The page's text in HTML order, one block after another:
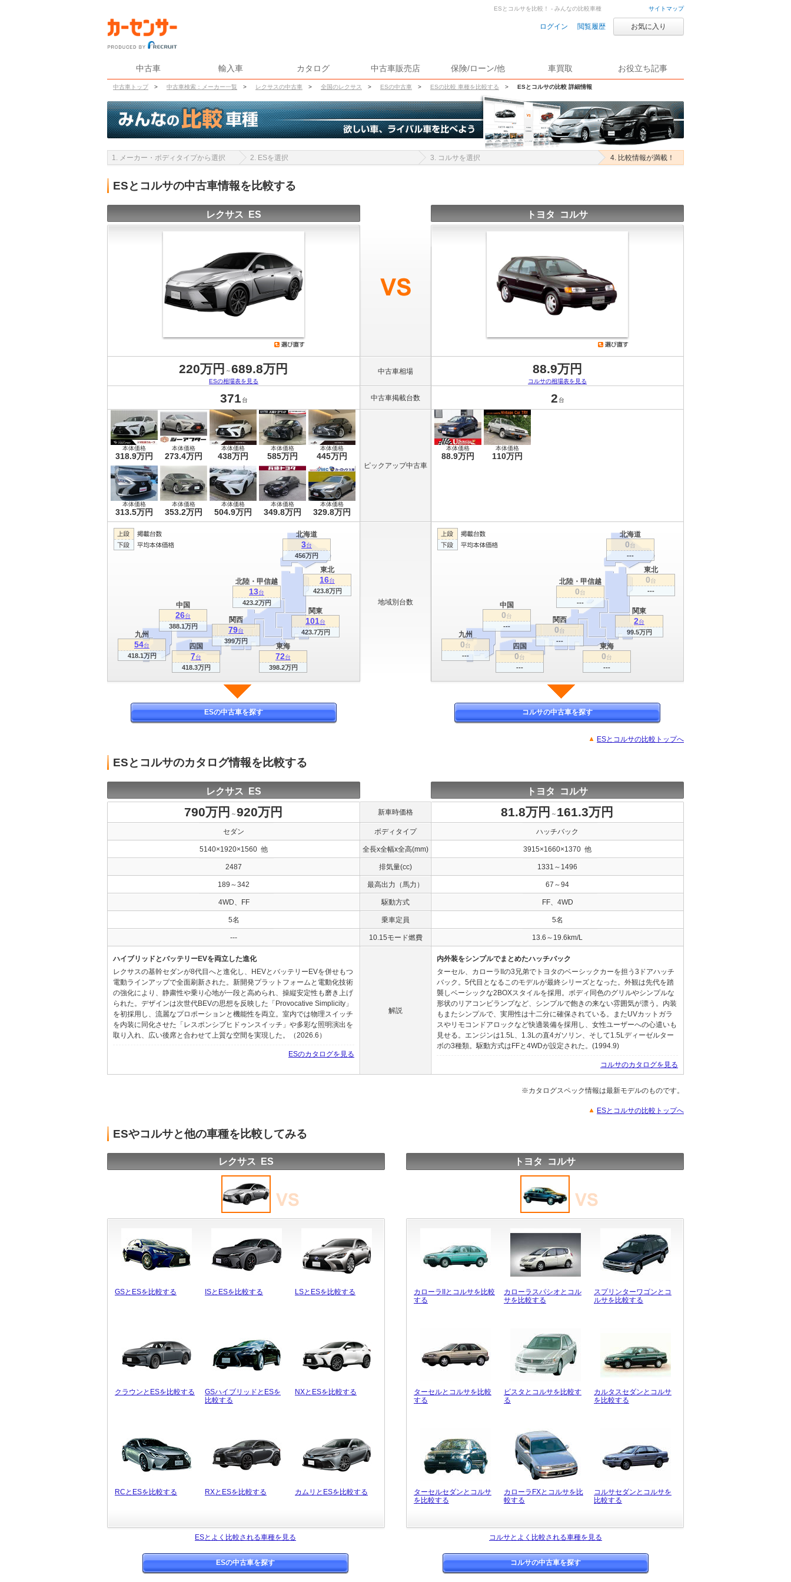
サイトマップ
ログイン 閲覧履歴 お気に入り
中古車 輸入車 カタログ 中古車販売店 保険/ローン/他 車買取 お役立ち記事
中古車トップ > 中古車検索：メーカー一覧 > レクサスの中古車 > 全国のレクサス > ESの中古車 > ESの比較 車種を比較する > ESとコルサの比較 詳細情報
ESとコルサを比較！ - みんなの比較車種
1. メーカー・ボディタイプから選択 2. ESを選択 3. コルサを選択 4. 比較情報が満載！
ESとコルサの中古車情報を比較する
レクサス ES トヨタ コルサ
220万円 ～689.8万円
ESの相場表を見る
中古車相場 88.9万円
コルサの相場表を見る
371 台 中古車掲載台数 2 台
本体価格
318.9万円
本体価格
273.4万円
本体価格
438万円
本体価格
585万円
本体価格
445万円
本体価格
313.5万円
本体価格
353.2万円
本体価格
504.9万円
本体価格
349.8万円
本体価格
329.8万円
ピックアップ中古車
本体価格
88.9万円
本体価格
110万円
関東
101台
423.7万円
関西
79台
399万円
東海
72台
398.2万円
北海道
3台
456万円
九州
54台
418.1万円
東北
16台
423.8万円
北陸・甲信越
13台
423.2万円
中国
26台
388.1万円
四国
7台
418.3万円
地域別台数
関東
2台
99.5万円
関西
0台
---
東海
0台
---
北海道
0台
---
九州
0台
---
東北
0台
---
北陸・甲信越
0台
---
中国
0台
---
四国
0台
---
ESの中古車を探す コルサの中古車を探す
ESとコルサの比較トップへ
ESとコルサのカタログ情報を比較する
レクサス ES トヨタ コルサ
790万円 ～920万円 新車時価格 81.8万円 ～ 161.3万円
セダン ボディタイプ ハッチバック
5140×1920×1560 他 全長x全幅x全高(mm) 3915×1660×1370 他
2487 排気量(cc) 1331～1496
189～342 最高出力（馬力） 67～94
4WD、FF 駆動方式 FF、4WD
5名 乗車定員 5名
--- 10.15モード燃費 13.6～19.6km/L
ハイブリッドとバッテリーEVを両立した進化
レクサスの基幹セダンが8代目へと進化し、HEVとバッテリーEVを併せもつ
電動ラインアップで全面刷新された。新開発プラットフォームと電動化技術
の強化により、静粛性や乗り心地が一段と高められ、操縦安定性も磨き上げ
られた。デザインは次世代BEVの思想を反映した「Provocative Simplicity」
を初採用し、流麗なプロポーションと機能性を両立。室内では物理スイッチ
を内装に同化させた「レスポンシブヒドゥンスイッチ」や多彩な照明演出を
取り入れ、広い後席と合わせて上質な空間を実現した。（2026.6）
ESのカタログを見る
解説
内外装をシンプルでまとめたハッチバック
ターセル、カローラIIの3兄弟でトヨタのベーシックカーを担う3ドアハッチ
バック。5代目となるこのモデルが最終シリーズとなった。外観は先代を踏
襲しベーシックな2BOXスタイルを採用。ボディ同色のグリルやシンプルな
形状のリアコンビランプなど、シンプルで飽きの来ない雰囲気が漂う。内装
もまたシンプルで、実用性は十二分に確保されている。またUVカットガラ
スやリモコンドアロックなど快適装備を採用し、女性ユーザーへの心遣いも
見せる。エンジンは1.5L、1.3Lの直4ガソリン、そして1.5Lディーゼルター
ボの3種類。駆動方式はFFと4WDが設定された。(1994.9)
コルサのカタログを見る
※カタログスペック情報は最新モデルのものです。
ESとコルサの比較トップへ
ESやコルサと他の車種を比較してみる
レクサス ES
GSとESを比較する ISとESを比較する LSとESを比較する
クラウンとESを比較する
GSハイブリッドとESを
比較する
NXとESを比較する
RCとESを比較する RXとESを比較する カムリとESを比較する
トヨタ コルサ
カローラIIとコルサを比較
する
カローラスパシオとコル
サを比較する
スプリンターワゴンとコ
ルサを比較する
ターセルとコルサを比較
する
ビスタとコルサを比較す
る
カルタスセダンとコルサ
を比較する
ターセルセダンとコルサ
を比較する
カローラFXとコルサを比
較する
コルサセダンとコルサを
比較する
ESとよく比較される車種を見る コルサとよく比較される車種を見る
ESの中古車を探す コルサの中古車を探す